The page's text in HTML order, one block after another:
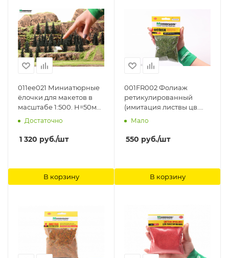
011ee021 Миниатюрные
ёлочки для макетов в
масштабе 1:500. H=50мм.
Набор 10 штук. Morrison
Достаточно
1 320 руб./шт
В корзину
001FR002 Фолиаж
ретикулированный
(имитация листвы цв.
Дуб) Morrison
Мало
550 руб./шт
В корзину